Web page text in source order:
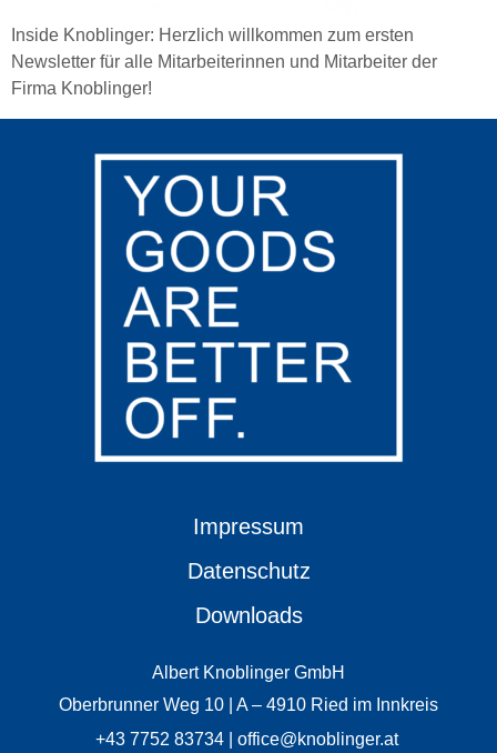
Inside Knoblinger: Herzlich willkommen zum ersten
Newsletter für alle Mitarbeiterinnen und Mitarbeiter der
Firma Knoblinger!
Impressum
Datenschutz
Downloads
Albert Knoblinger GmbH
Oberbrunner Weg 10 | A – 4910 Ried im Innkreis
+43 7752 83734 | office@knoblinger.at